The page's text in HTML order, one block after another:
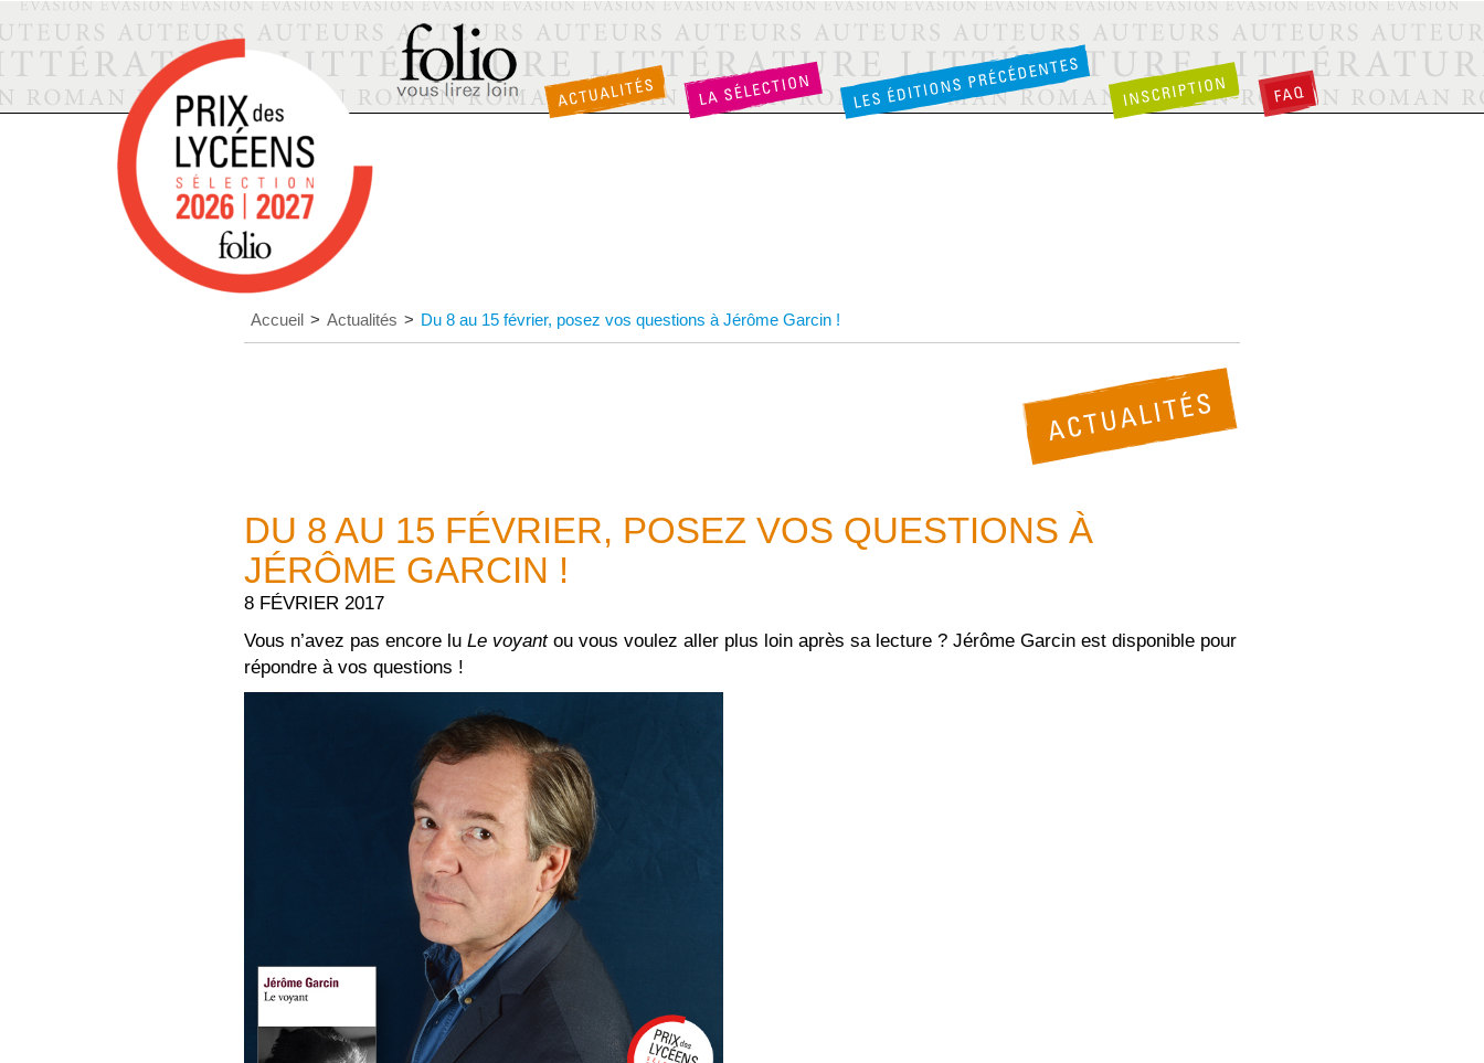
Accueil > Actualités > Du 8 au 15 février, posez vos questions à Jérôme Garcin !
DU 8 AU 15 FÉVRIER, POSEZ VOS QUESTIONS À
JÉRÔME GARCIN !
8 FÉVRIER 2017
Vous n’avez pas encore lu Le voyantou vous voulez aller plus loin après sa lecture ? Jérôme Garcin est disponible pour
répondre à vos questions !